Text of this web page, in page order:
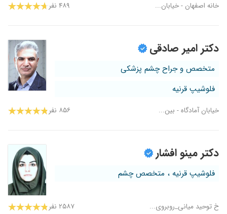
خانه اصفهان - خیابان... ۴۸۹ نفر
دکتر امیر صادقی
متخصص و جراح چشم پزشکی
فلوشیپ قرنیه
خیابان آمادگاه - بین... ۸۵۶ نفر
دکتر مینو افشار
فلوشیپ قرنیه ، متخصص چشم
خ توحید میانی_روبروی... ۲۵۸۷ نفر